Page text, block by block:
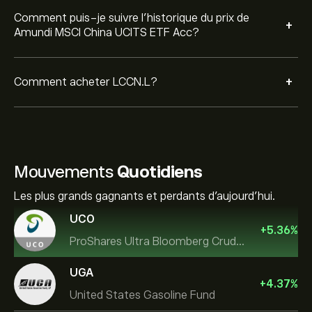
Comment puis-je suivre l’historique du prix de
Amundi MSCI China UCITS ETF Acc?
+
Comment acheter LCCN.L? +
Mouvements Quotidiens
Les plus grands gagnants et perdants d'aujourd'hui.
UCO
ProShares Ultra Bloomberg Crude Oil
+5.36%
UGA
United States Gasoline Fund
+4.37%